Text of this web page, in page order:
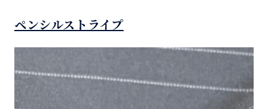
ペンシルストライプ